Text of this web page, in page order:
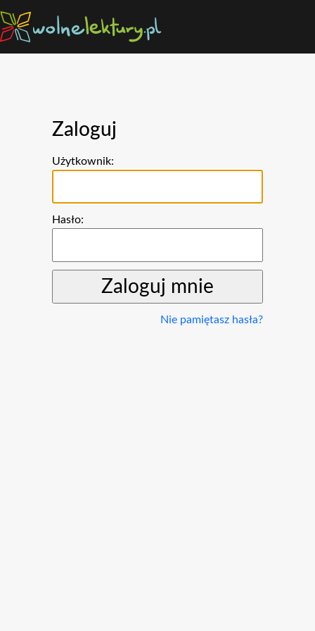
Zaloguj
Użytkownik:
Hasło:
Nie pamiętasz hasła?